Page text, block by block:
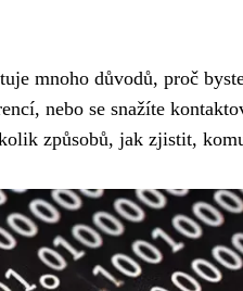
mnoho důvodů, proč
nebo se snažíte
způsobů, jak zjistit,